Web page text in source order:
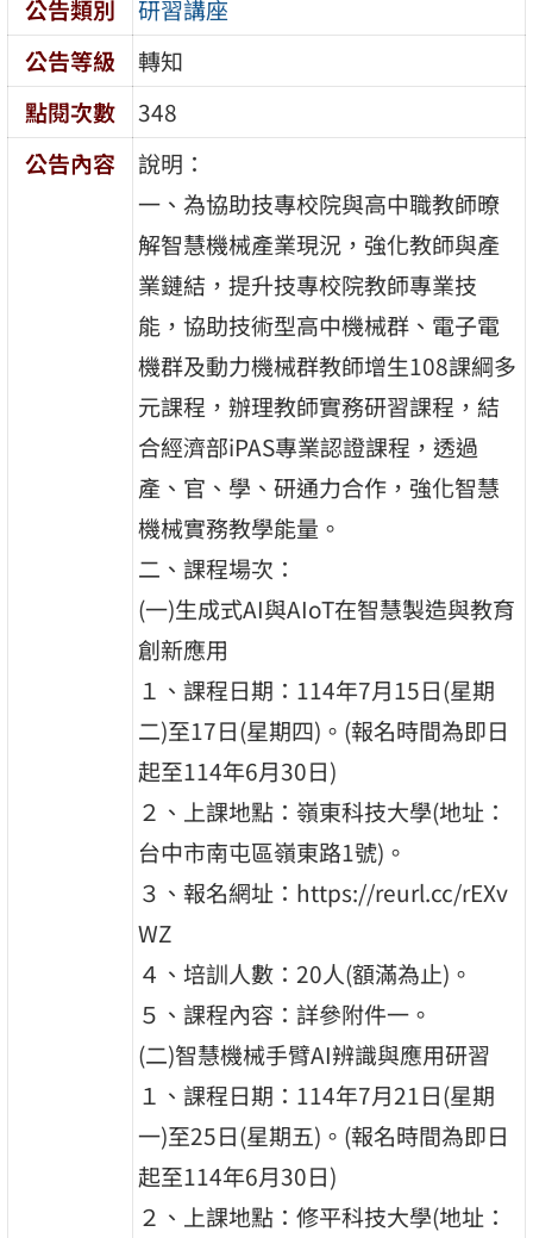
公告類別
研習講座
公告等級
轉知
點閱次數
348
公告內容
說明：
一、為協助技專校院與高中職教師暸
解智慧機械產業現況，強化教師與產
業鏈結，提升技專校院教師專業技
能，協助技術型高中機械群、電子電
機群及動力機械群教師增生108課綱多
元課程，辦理教師實務研習課程，結
合經濟部iPAS專業認證課程，透過
產、官、學、研通力合作，強化智慧
機械實務教學能量。
二、課程場次：
(一)生成式AI與AIoT在智慧製造與教育
創新應用
１、課程日期：114年7月15日(星期
二)至17日(星期四)。(報名時間為即日
起至114年6月30日)
２、上課地點：嶺東科技大學(地址：
台中市南屯區嶺東路1號)。
３、報名網址：https://reurl.cc/rEXv
WZ
４、培訓人數：20人(額滿為止)。
５、課程內容：詳參附件一。
(二)智慧機械手臂AI辨識與應用研習
１、課程日期：114年7月21日(星期
一)至25日(星期五)。(報名時間為即日
起至114年6月30日)
２、上課地點：修平科技大學(地址：